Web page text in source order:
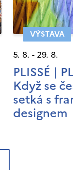
VÝSTAVA
5. 8. - 29. 8.
PLISSÉ |
Když se
setká s
designem